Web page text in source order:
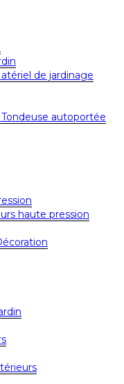
de jardinage
autoportée
haute pression